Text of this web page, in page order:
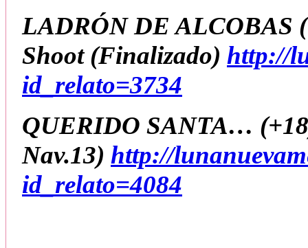
LADRÓN DE ALCOBAS
Shoot (Finalizado) http://
id_relato=3734
QUERIDO SANTA…
Nav.13) http://
id_relato=4084